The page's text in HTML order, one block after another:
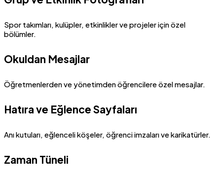
Spor takımları, kulüpler, etkinlikler ve projeler için özel
bölümler.
Okuldan Mesajlar
Öğretmenlerden ve yönetimden öğrencilere özel mesajlar.
Hatıra ve Eğlence Sayfaları
Anı kutuları, eğlenceli köşeler, öğrenci imzaları ve karikatürler.
Zaman Tüneli